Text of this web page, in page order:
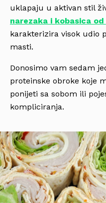
uklapaju u aktivan stil
narezaka i kobasica
karakterizira visok udio
masti.
Donosimo vam sedam
proteinske obroke koje
ponijeti sa sobom ili
kompliciranja.